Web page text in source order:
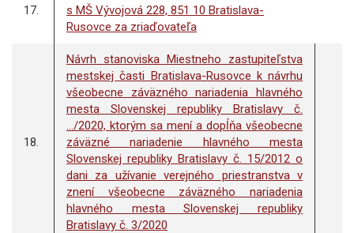
17.
s MŠ Vývojová 228, 851 10 Bratislava-
Rusovce za zriaďovateľa
18.
Návrh stanoviska Miestneho zastupiteľstva
mestskej časti Bratislava-Rusovce k návrhu
všeobecne záväzného nariadenia hlavného
mesta Slovenskej republiky Bratislavy č.
.../2020, ktorým sa mení a dopĺňa všeobecne
záväzné nariadenie hlavného mesta
Slovenskej republiky Bratislavy č. 15/2012 o
dani za užívanie verejného priestranstva v
znení všeobecne záväzného nariadenia
hlavného mesta Slovenskej republiky
Bratislavy č. 3/2020